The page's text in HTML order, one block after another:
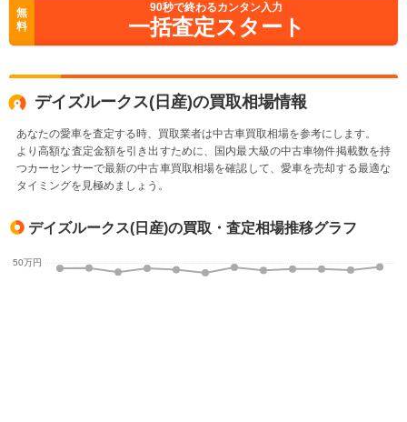
無
料
90秒で終わるカンタン入力
一括査定スタート
デイズルークス(日産)の買取相場情報
あなたの愛車を査定する時、買取業者は中古車買取相場を参考にします。
より高額な査定金額を引き出すために、国内最大級の中古車物件掲載数を持
つカーセンサーで最新の中古車買取相場を確認して、愛車を売却する最適な
タイミングを見極めましょう。
デイズルークス(日産)の買取・査定相場推移グラフ